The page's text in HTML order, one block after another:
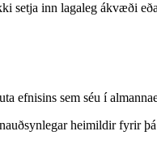
setja inn lagaleg ákvæði eða
efnisins sem séu í
heimildir fyrir